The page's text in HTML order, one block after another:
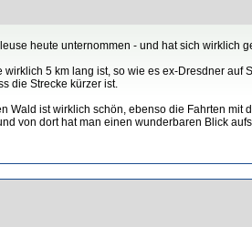
heute unternommen - und hat sich
5 km lang ist, so wie es ex-Dresdner
die Strecke kürzer ist.
Wald ist wirklich schön, ebenso die Fahrten
von dort hat man einen wunderbaren Blick